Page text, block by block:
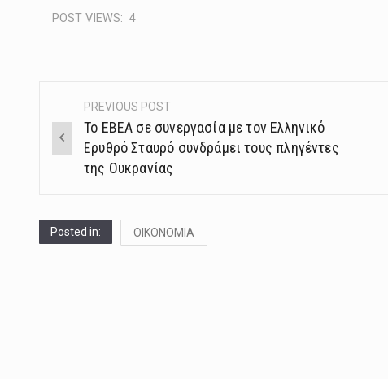
POST VIEWS: 4
Post
navigation
PREVIOUS POST
To EBEA σε συνεργασία με τον Ελληνικό
Ερυθρό Σταυρό συνδράμει τους πληγέντες
της Ουκρανίας
Posted in: ΟΙΚΟΝΟΜΙΑ